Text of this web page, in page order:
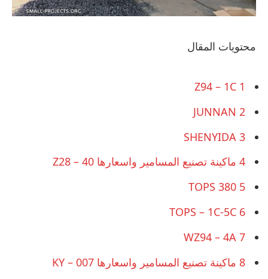
محتويات المقال
1
2
3
4 ماكينة تصنيع المسامير واسعارها Z28 – 40
5
6
7
8 ماكينة تصنيع المسامير واسعارها KY – 007